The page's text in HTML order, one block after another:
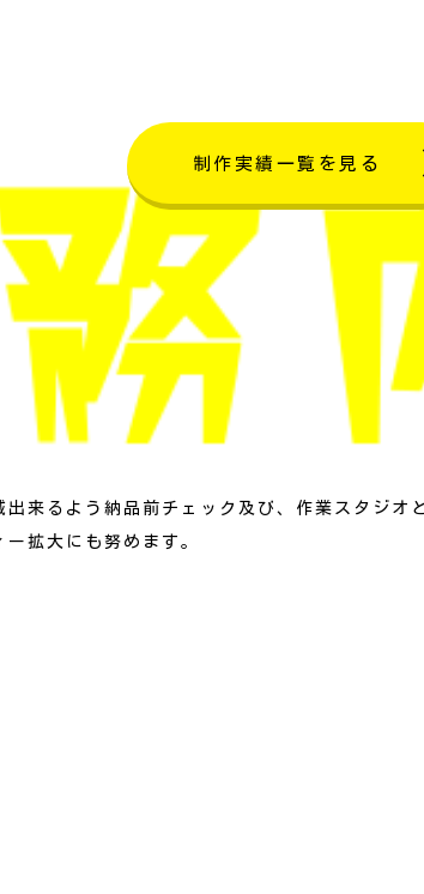
制作実績一覧を見る
来るよう納品前チェック及び、作業スタジオ
拡大にも努めます。